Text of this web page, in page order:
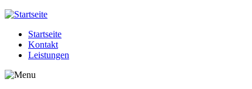
Jump to navigation
Startseite
Kontakt
Leistungen